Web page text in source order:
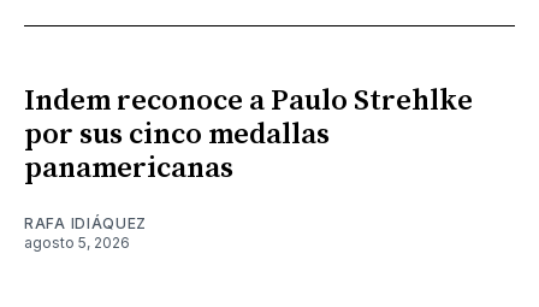
Indem reconoce a Paulo Strehlke
por sus cinco medallas
panamericanas
RAFA IDIÁQUEZ
agosto 5, 2026